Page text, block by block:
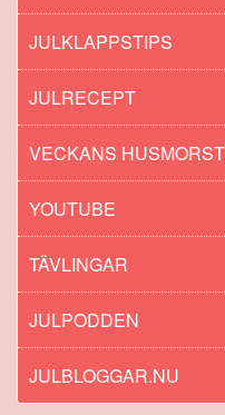
JULKLAPPSTIPS
JULRECEPT
VECKANS
YOUTUBE
TÄVLINGAR
JULPODDEN
JULBLOGGAR.NU